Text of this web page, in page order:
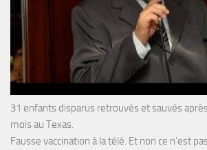
31 enfants disparus retrouvés et sauvés
mois au Texas.
Fausse vaccination à la télé. Et non ce n’est